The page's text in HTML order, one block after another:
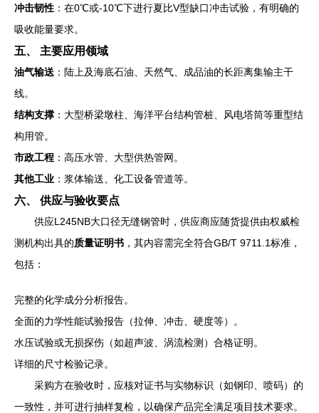
冲击韧性 ：在0℃或-10℃下进行夏比V型缺口冲击试验，有明确的
吸收能量要求。
五、 主要应用领域
油气输送 ：陆上及海底石油、天然气、成品油的长距离集输主干
线。
结构支撑 ：大型桥梁墩柱、海洋平台结构管桩、风电塔筒等重型结
构用管。
市政工程 ：高压水管、大型供热管网。
其他工业 ：浆体输送、化工设备管道等。
六、 供应与验收要点
供应L245NB大口径无缝钢管时，供应商应随货提供由权威检
测机构出具的质量证明书 ，其内容需完全符合GB/T 9711.1标准，
包括：
完整的化学成分分析报告。
全面的力学性能试验报告（拉伸、冲击、硬度等）。
水压试验或无损探伤（如超声波、涡流检测）合格证明。
详细的尺寸检验记录。
采购方在验收时，应核对证书与实物标识（如钢印、喷码）的
一致性，并可进行抽样复检，以确保产品完全满足项目技术要求。